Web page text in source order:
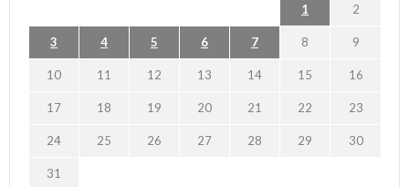
1 2
3 4 5 6 7 8 9
10 11 12 13 14 15 16
17 18 19 20 21 22 23
24 25 26 27 28 29 30
31